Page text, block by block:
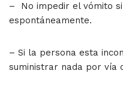
– No impedir el vómito
espontáneamente.
– Si la persona esta
suministrar nada por vía